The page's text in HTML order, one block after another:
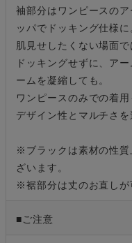
袖部分はワンピースの
ッパでドッキング仕様に
肌見せしたくない場面
ドッキングせずに、ア
ームを凝縮しても。
ワンピースのみでの着用
デザイン性とマルチさを
※ブラックは素材の性
ざいます。
※裾部分は丈のお直しが
■ご注意